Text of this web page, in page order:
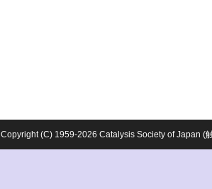
Copyright (C) 1959-2026 Catalysis Society of Japan (